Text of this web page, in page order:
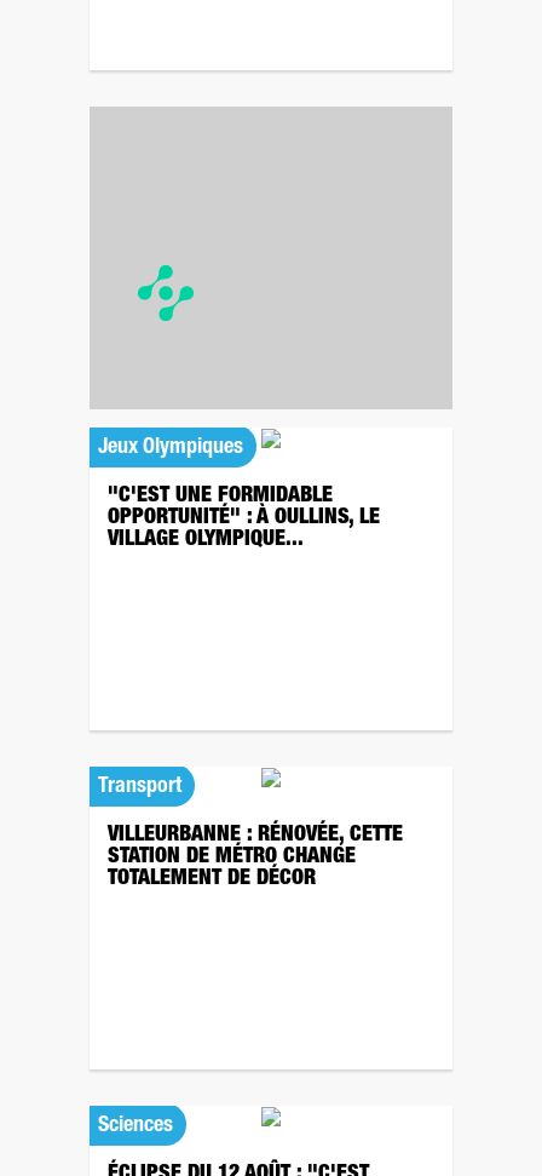
Jeux Olympiques
"C'EST UNE FORMIDABLE
OPPORTUNITÉ" : À OULLINS, LE
VILLAGE OLYMPIQUE...
Transport
VILLEURBANNE : RÉNOVÉE, CETTE
STATION DE MÉTRO CHANGE
TOTALEMENT DE DÉCOR
Sciences